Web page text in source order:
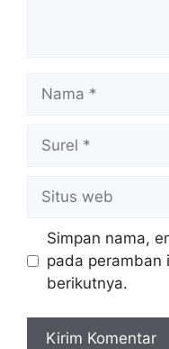
web
Simpan nama,
pada peramban
berikutnya.